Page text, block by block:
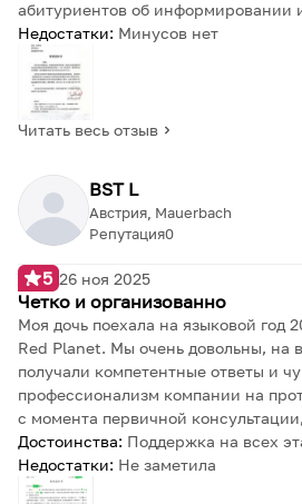
абитуриентов об информировании
Недостатки: Минусов нет
Читать весь отзыв
BST L
Репутация0
Австрия, Mauerbach
5 26 ноя 2025
Четко и организованно
Моя дочь поехала на языковой год
Red Planet. Мы очень довольны, на
получали компетентные ответы и
профессионализм компании на
с момента первичной
Достоинства: Поддержка на всех
Недостатки: Не заметила